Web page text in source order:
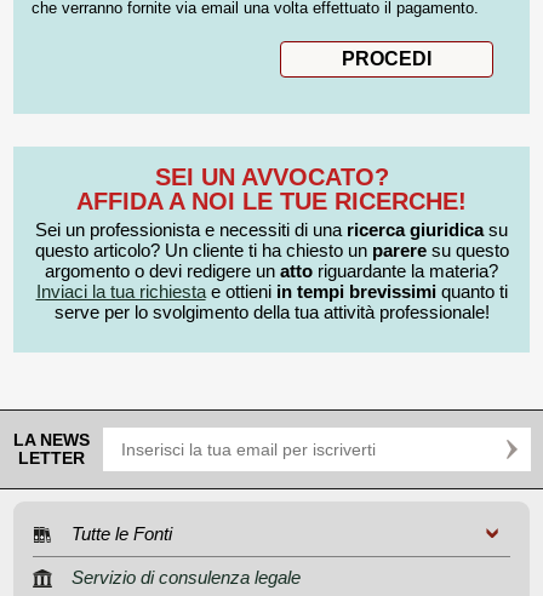
che verranno fornite via email una volta effettuato il pagamento.
SEI UN AVVOCATO?
AFFIDA A NOI LE TUE RICERCHE!
Sei un professionista e necessiti di una ricerca giuridicasu
questo articolo? Un cliente ti ha chiesto un pareresu questo
argomento o devi redigere un atto riguardante la materia?
Inviaci la tua richiestae ottieni in tempi brevissimiquanto ti
serve per lo svolgimento della tua attività professionale!
LA NEWS
LETTER
Tutte le Fonti
Servizio di consulenza legale